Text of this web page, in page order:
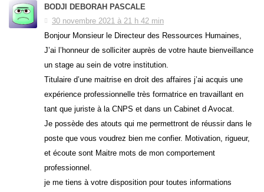
BODJI DEBORAH PASCALE
30 novembre 2021 à 21 h 42 min
Bonjour Monsieur le Directeur des Ressources Humaines,
J’ai l’honneur de solliciter auprès de votre haute bienveillance
un stage au sein de votre institution.
Titulaire d’une maitrise en droit des affaires j’ai acquis une
expérience professionnelle très formatrice en travaillant en
tant que juriste à la CNPS et dans un Cabinet d Avocat.
Je possède des atouts qui me permettront de réussir dans le
poste que vous voudrez bien me confier. Motivation, rigueur,
et écoute sont Maitre mots de mon comportement
professionnel.
je me tiens à votre disposition pour toutes informations